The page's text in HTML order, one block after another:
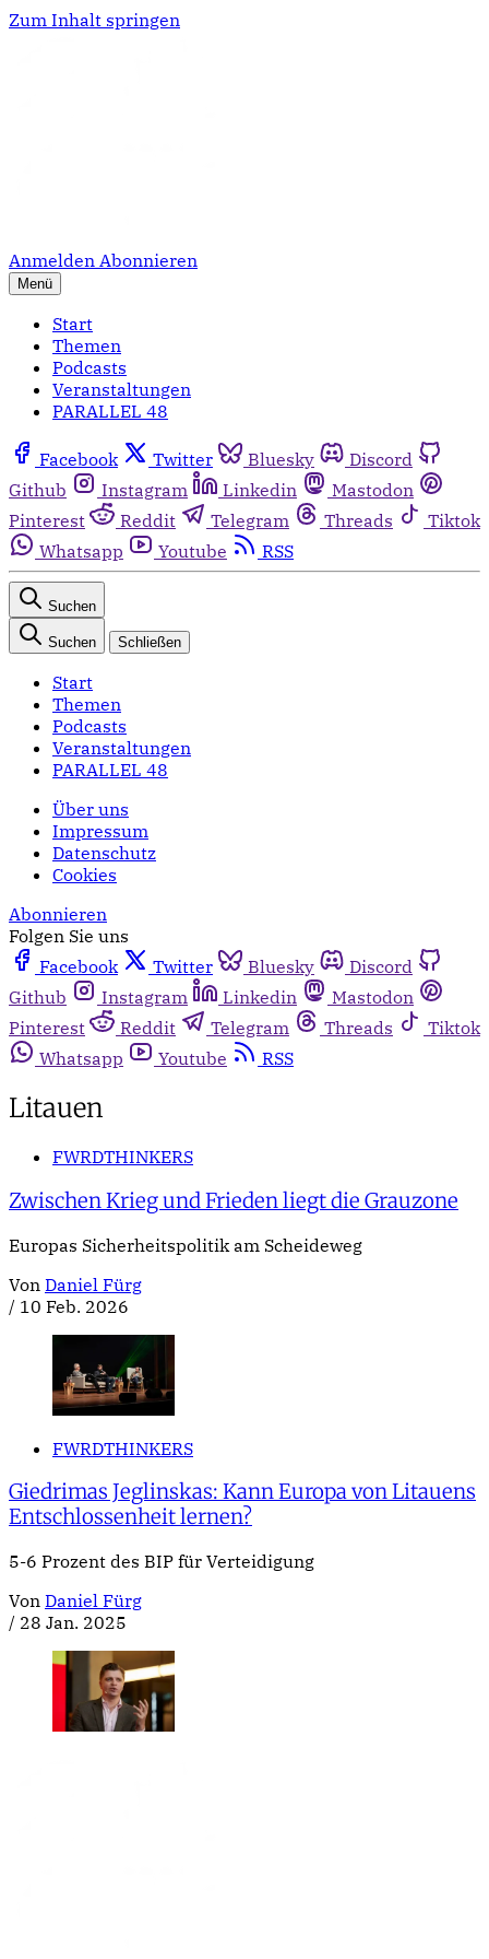
Zum Inhalt springen
Anmelden Abonnieren
Menü
Start
Themen
Podcasts
Veranstaltungen
PARALLEL 48
Facebook Twitter Bluesky
Discord
Github
Instagram Linkedin
Mastodon
Pinterest
Reddit Telegram Threads
Tiktok
Whatsapp
Youtube RSS
Suchen
Suchen Schließen
Start
Themen
Podcasts
Veranstaltungen
PARALLEL 48
Über uns
Impressum
Datenschutz
Cookies
Abonnieren
Folgen Sie uns
Facebook
Twitter Bluesky
Discord
Github
Instagram Linkedin
Mastodon
Pinterest
Reddit Telegram Threads
Tiktok
Whatsapp
Youtube RSS
Litauen
FWRDTHINKERS
Zwischen Krieg und Frieden liegt die Grauzone
Europas Sicherheitspolitik am Scheideweg
Von Daniel Fürg
/ 10 Feb. 2026
FWRDTHINKERS
Giedrimas Jeglinskas: Kann Europa von Litauens
Entschlossenheit lernen?
5-6 Prozent des BIP für Verteidigung
Von Daniel Fürg
/ 28 Jan. 2025